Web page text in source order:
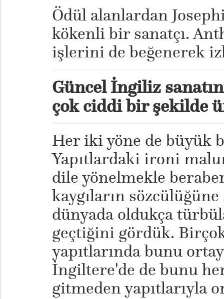
Ödül alanlardan
kökenli bir sanatçı.
işlerini de beğenerek
Güncel İngiliz
çok ciddi bir şekilde
Her iki yöne de büyük
Yapıtlardaki ironi
dile yönelmekle
kaygıların
dünyada oldukça
geçtiğini gördük.
yapıtlarında bunu
İngiltere'de de bunu
gitmeden yapıtlarıyla